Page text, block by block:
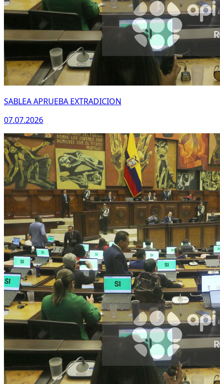
SABLEA APRUEBA EXTRADICION
07.07.2026